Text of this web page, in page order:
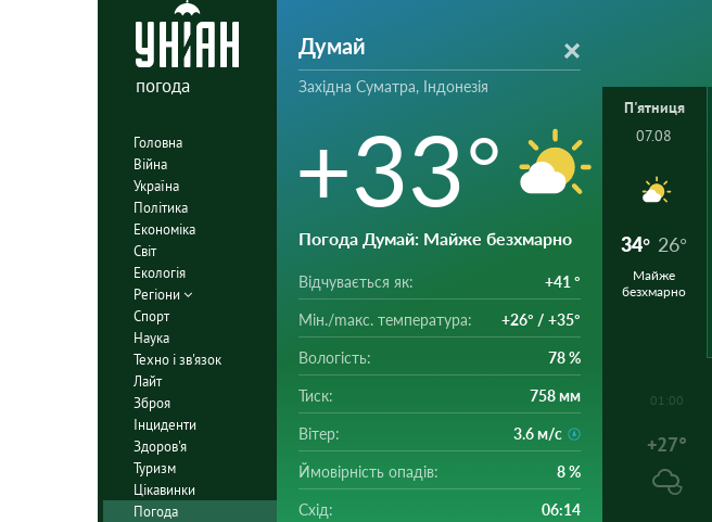
погода
Головна
Війна
Україна
Політика
Економіка
Світ
Екологія
Регіони
Спорт
Наука
Техно і зв'язок
Лайт
Зброя
Інциденти
Здоров'я
Туризм
Цікавинки
Погода
Думай
Західна Суматра, Індонезія
+33°
Погода Думай: Майже безхмарно
Відчувається як: +41 °
Мін./mакс. температура: +26° / +35°
Вологість: 78 %
Тиск: 758 мм
Вітер: 3.6 м/с
Ймовірність опадів: 8 %
Схід: 06:14
П'ятниця
07.08
34° 26°
Майже
безхмарно
01:00
+27°